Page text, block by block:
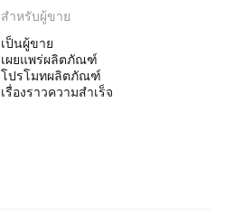
สำหรับผู้ขาย
เป็นผู้ขาย
เผยแพร่ผลิตภัณฑ์
โปรโมทผลิตภัณฑ์
เรื่องราวความสำเร็จ